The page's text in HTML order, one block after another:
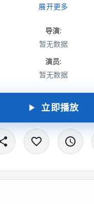
竟，光绪在晚清危局中莫
展开更多
导演:
暂无数据
演员:
暂无数据
立即播放